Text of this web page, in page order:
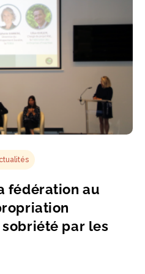
fédération au
par les